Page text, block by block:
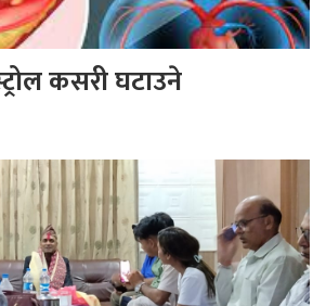
कसरी घटाउने